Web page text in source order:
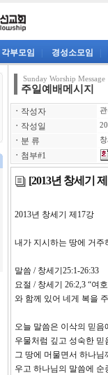
각부모임 경성소모임
Sunday Worship Message
주일예배메시지
ㆍ 작성자
ㆍ 작성일
ㆍ 분 류 창
ㆍ 첨부#1
[2013년 창세기
2013년 창
내가 지시하는 땅에 거
말씀 / 창세기25:1-26:33
요절 / 창세기 26:2,3 “여
와 함께 있어 네게 복을
오늘 말씀은 이삭의 믿음
우물처럼 깊고 성숙한
그 땅에 머물면서 하나
우고 하나님의 말씀에